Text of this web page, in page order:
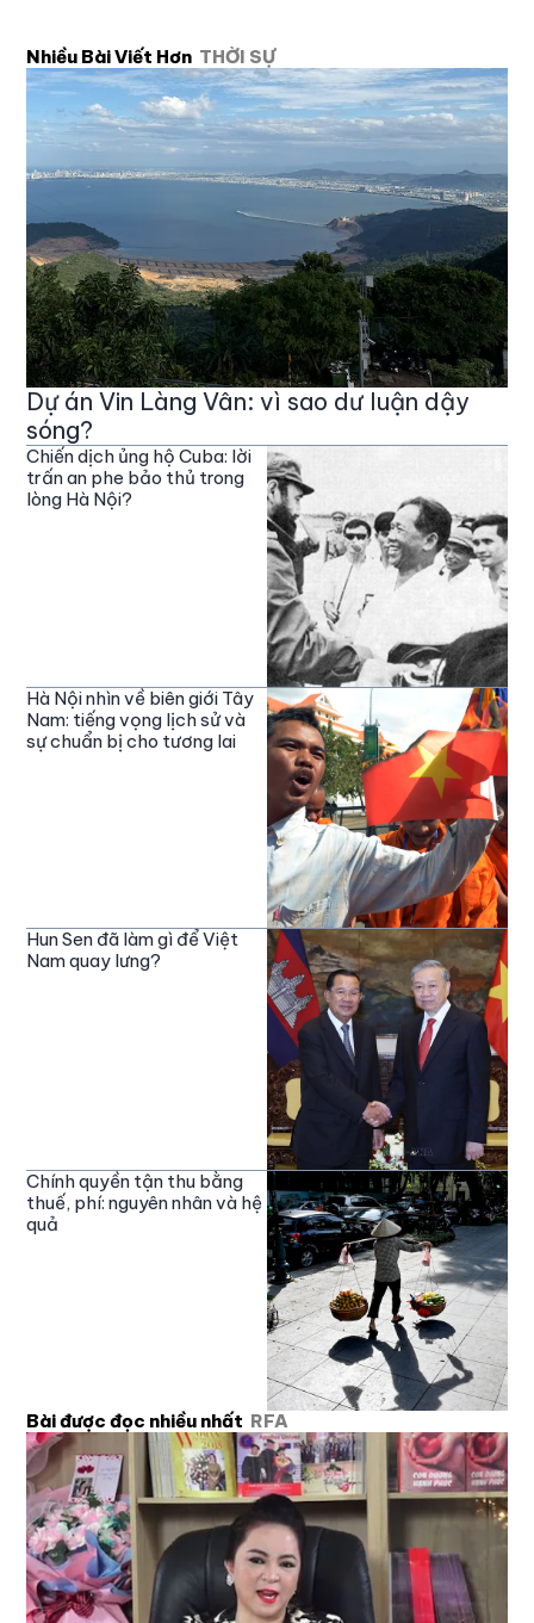
Nhiều Bài Viết Hơn THỜI SỰ
Dự án Vin Làng Vân: vì sao dư luận dậy
sóng?
Chiến dịch ủng hộ Cuba: lời
trấn an phe bảo thủ trong
lòng Hà Nội?
Hà Nội nhìn về biên giới Tây
Nam: tiếng vọng lịch sử và
sự chuẩn bị cho tương lai
Hun Sen đã làm gì để Việt
Nam quay lưng?
Chính quyền tận thu bằng
thuế, phí: nguyên nhân và hệ
quả
Bài được đọc nhiều nhất RFA